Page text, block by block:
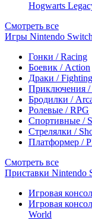
Hogwarts
Смотреть все
Игры Nintendo
Гонки / Racing
Боевик / Action
Драки / Fighting
Приключения /
Бродилки /
Ролевые / RPG
Спортивные /
Стрелялки /
Платформер /
Смотреть все
Приставки Nintendo
Игровая
Игровая
World